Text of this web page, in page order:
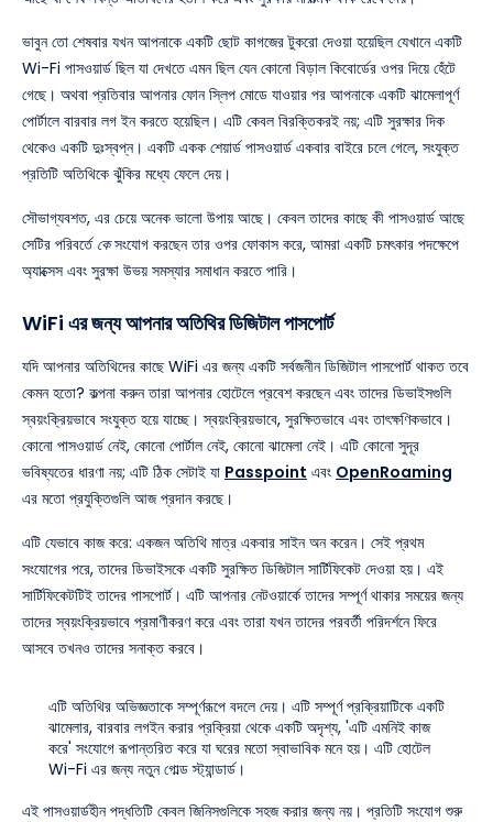
ভাবুন তো শেষবার যখন আপনাকে একটি ছোট কাগজের টুকরো দেওয়া হয়েছিল যেখানে একটি
Wi-Fi পাসওয়ার্ড ছিল যা দেখতে এমন ছিল যেন কোনো বিড়াল কিবোর্ডের ওপর দিয়ে হেঁটে
গেছে। অথবা প্রতিবার আপনার ফোন স্লিপ মোডে যাওয়ার পর আপনাকে একটি ঝামেলাপূর্ণ
পোর্টালে বারবার লগ ইন করতে হয়েছিল। এটি কেবল বিরক্তিকরই নয়; এটি সুরক্ষার দিক
থেকেও একটি দুঃস্বপ্ন। একটি একক শেয়ার্ড পাসওয়ার্ড একবার বাইরে চলে গেলে, সংযুক্ত
প্রতিটি অতিথিকে ঝুঁকির মধ্যে ফেলে দেয়।
সৌভাগ্যবশত, এর চেয়ে অনেক ভালো উপায় আছে। কেবল তাদের কাছে কী পাসওয়ার্ড আছে
সেটির পরিবর্তে কেসংযোগ করছেন তার ওপর ফোকাস করে, আমরা একটি চমৎকার পদক্ষেপে
অ্যাক্সেস এবং সুরক্ষা উভয় সমস্যার সমাধান করতে পারি।
WiFi এর জন্য আপনার অতিথির ডিজিটাল পাসপোর্ট
যদি আপনার অতিথিদের কাছে WiFi এর জন্য একটি সর্বজনীন ডিজিটাল পাসপোর্ট থাকত তবে
কেমন হতো? কল্পনা করুন তারা আপনার হোটেলে প্রবেশ করছেন এবং তাদের ডিভাইসগুলি
স্বয়ংক্রিয়ভাবে সংযুক্ত হয়ে যাচ্ছে। স্বয়ংক্রিয়ভাবে, সুরক্ষিতভাবে এবং তাৎক্ষণিকভাবে।
কোনো পাসওয়ার্ড নেই, কোনো পোর্টাল নেই, কোনো ঝামেলা নেই। এটি কোনো সুদূর
ভবিষ্যতের ধারণা নয়; এটি ঠিক সেটাই যা Passpoint এবং OpenRoaming
এর মতো প্রযুক্তিগুলি আজ প্রদান করছে।
এটি যেভাবে কাজ করে: একজন অতিথি মাত্র একবার সাইন অন করেন। সেই প্রথম
সংযোগের পরে, তাদের ডিভাইসকে একটি সুরক্ষিত ডিজিটাল সার্টিফিকেট দেওয়া হয়। এই
সার্টিফিকেটটিই তাদের পাসপোর্ট। এটি আপনার নেটওয়ার্কে তাদের সম্পূর্ণ থাকার সময়ের জন্য
তাদের স্বয়ংক্রিয়ভাবে প্রমাণীকরণ করে এবং তারা যখন তাদের পরবর্তী পরিদর্শনে ফিরে
আসবে তখনও তাদের সনাক্ত করবে।
এটি অতিথির অভিজ্ঞতাকে সম্পূর্ণরূপে বদলে দেয়। এটি সম্পূর্ণ প্রক্রিয়াটিকে একটি
ঝামেলার, বারবার লগইন করার প্রক্রিয়া থেকে একটি অদৃশ্য, 'এটি এমনিই কাজ
করে' সংযোগে রূপান্তরিত করে যা ঘরের মতো স্বাভাবিক মনে হয়। এটি হোটেল
Wi-Fi এর জন্য নতুন গোল্ড স্ট্যান্ডার্ড।
এই পাসওয়ার্ডহীন পদ্ধতিটি কেবল জিনিসগুলিকে সহজ করার জন্য নয়। প্রতিটি সংযোগ শুরু